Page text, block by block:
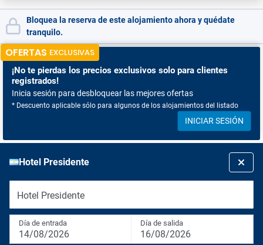
Bloquea la reserva de este alojamiento ahora y quédate
tranquilo.
OFERTAS EXCLUSIVAS
¡No te pierdas los precios exclusivos solo para clientes
registrados!
Inicia sesión para desbloquear las mejores ofertas
* Descuento aplicable sólo para algunos de los alojamientos del listado
INICIAR SESIÓN
Hotel Presidente
Hotel Presidente
Día de entrada
14/08/2026
Día de salida
16/08/2026